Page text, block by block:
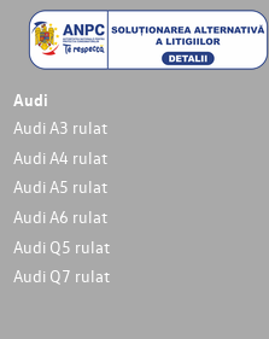
Audi
Audi A3 rulat
Audi A4 rulat
Audi A5 rulat
Audi A6 rulat
Audi Q5 rulat
Audi Q7 rulat